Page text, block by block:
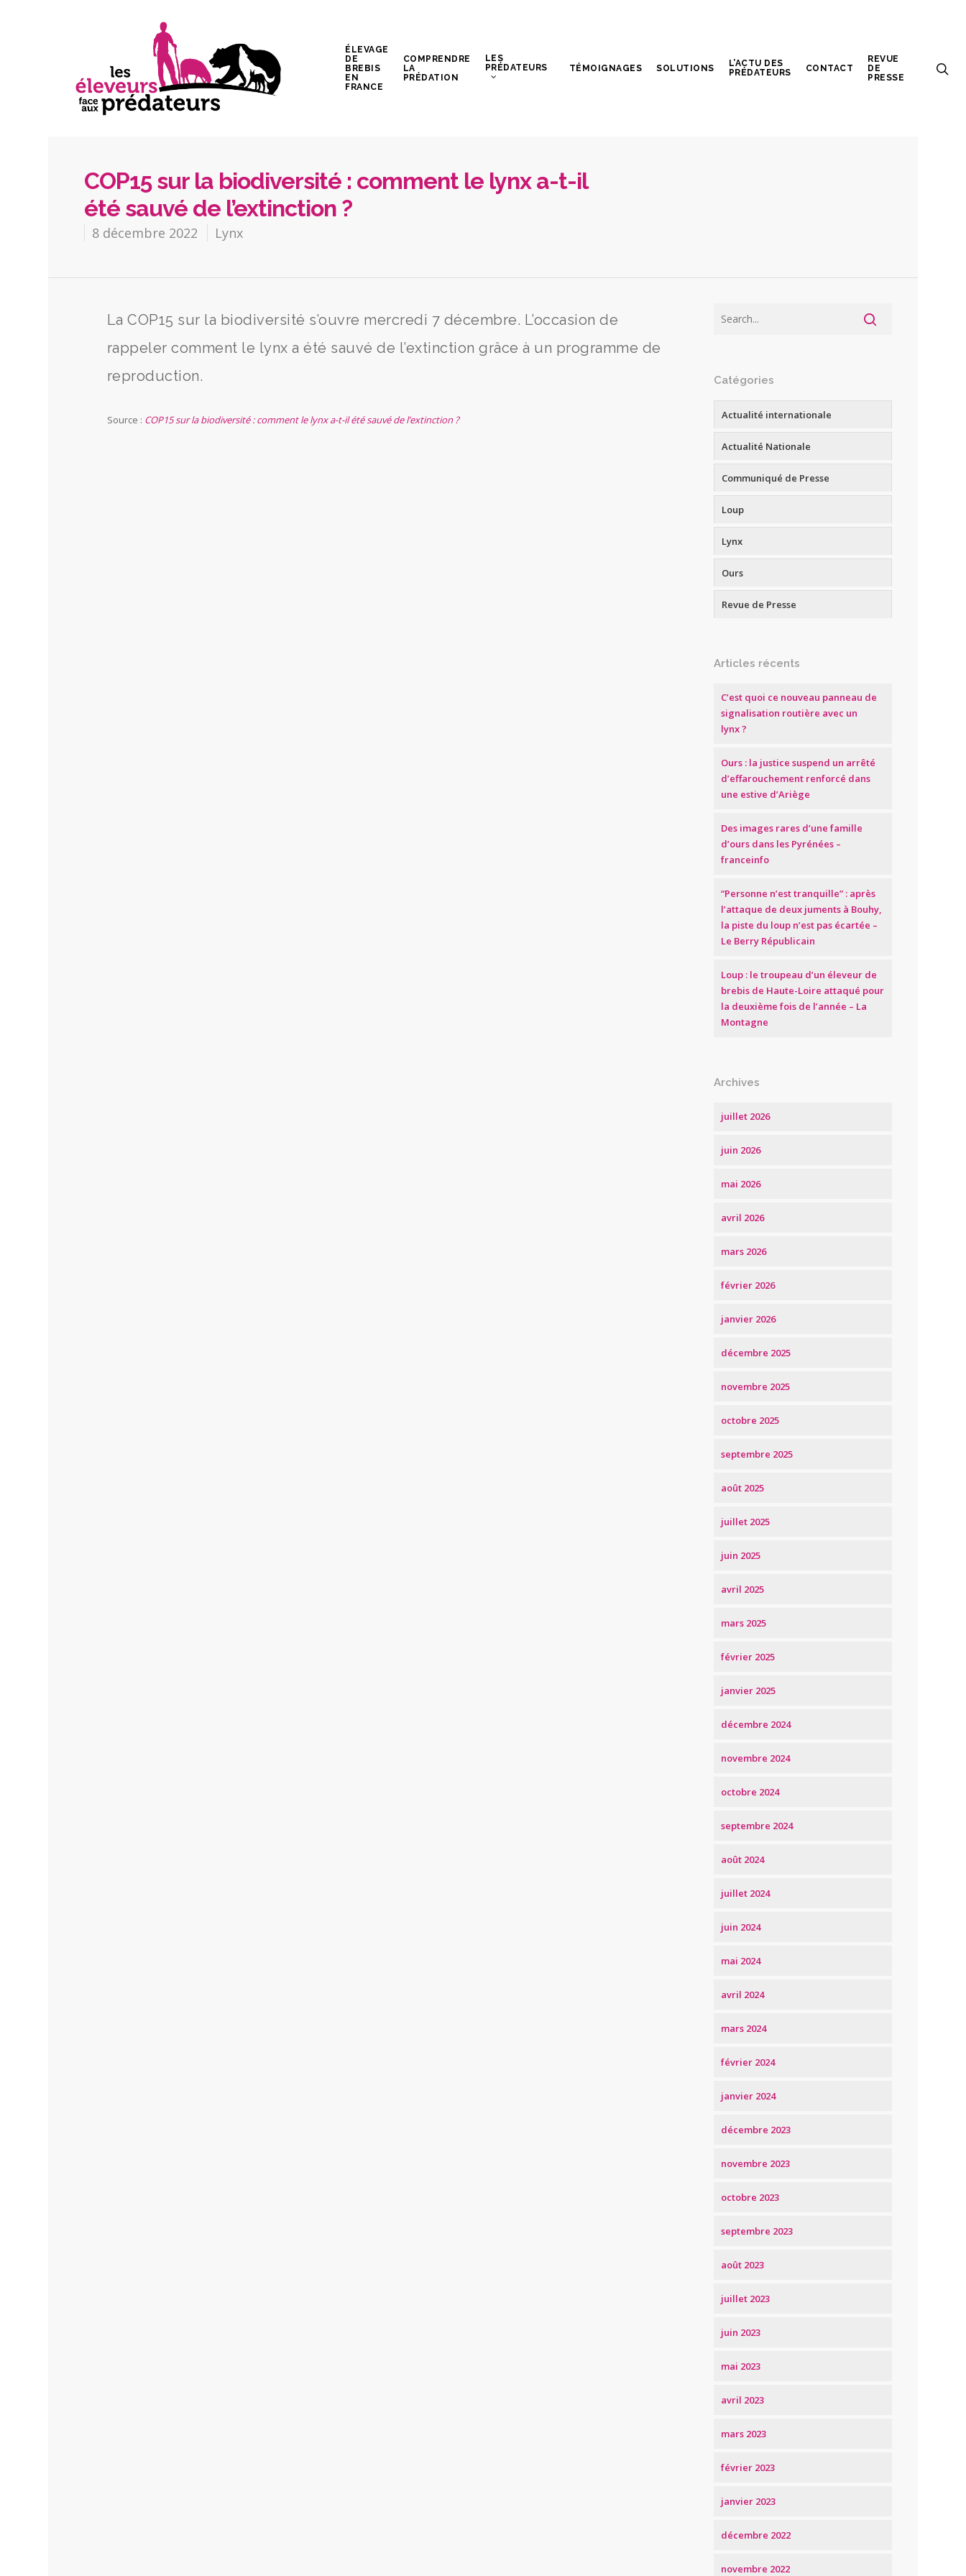
ÉLEVAGE
DE
BREBIS
EN
FRANCE
COMPRENDRE
LA
PRÉDATION
LES
PRÉDATEURS
TÉMOIGNAGES SOLUTIONS
L’ACTU DES
PRÉDATEURS
CONTACT
REVUE
DE
PRESSE
COP15 sur la biodiversité : comment le lynx a-t-il
été sauvé de l’extinction ?
8 décembre 2022 Lynx
La COP15 sur la biodiversité s’ouvre mercredi 7 décembre. L’occasion de
rappeler comment le lynx a été sauvé de l’extinction grâce à un programme de
reproduction.
Source : COP15 sur la biodiversité : comment le lynx a-t-il été sauvé de l’extinction ?
Catégories
Actualité internationale
Actualité Nationale
Communiqué de Presse
Loup
Lynx
Ours
Revue de Presse
Articles récents
C’est quoi ce nouveau panneau de
signalisation routière avec un
lynx ?
Ours : la justice suspend un arrêté
d’effarouchement renforcé dans
une estive d’Ariège
Des images rares d’une famille
d’ours dans les Pyrénées –
franceinfo
“Personne n’est tranquille” : après
l’attaque de deux juments à Bouhy,
la piste du loup n’est pas écartée –
Le Berry Républicain
Loup : le troupeau d’un éleveur de
brebis de Haute-Loire attaqué pour
la deuxième fois de l’année – La
Montagne
Archives
juillet 2026
juin 2026
mai 2026
avril 2026
mars 2026
février 2026
janvier 2026
décembre 2025
novembre 2025
octobre 2025
septembre 2025
août 2025
juillet 2025
juin 2025
avril 2025
mars 2025
février 2025
janvier 2025
décembre 2024
novembre 2024
octobre 2024
septembre 2024
août 2024
juillet 2024
juin 2024
mai 2024
avril 2024
mars 2024
février 2024
janvier 2024
décembre 2023
novembre 2023
octobre 2023
septembre 2023
août 2023
juillet 2023
juin 2023
mai 2023
avril 2023
mars 2023
février 2023
janvier 2023
décembre 2022
novembre 2022